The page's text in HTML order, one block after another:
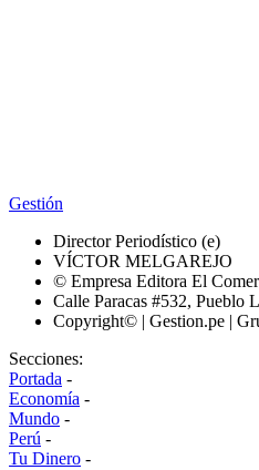
Gestión
Director Periodístico (e)
VÍCTOR MELGAREJO
© Empresa Editora El
Calle Paracas #532, Pueblo
Copyright© | Gestion.pe |
Secciones:
Portada -
Economía -
Mundo -
Perú -
Tu Dinero -